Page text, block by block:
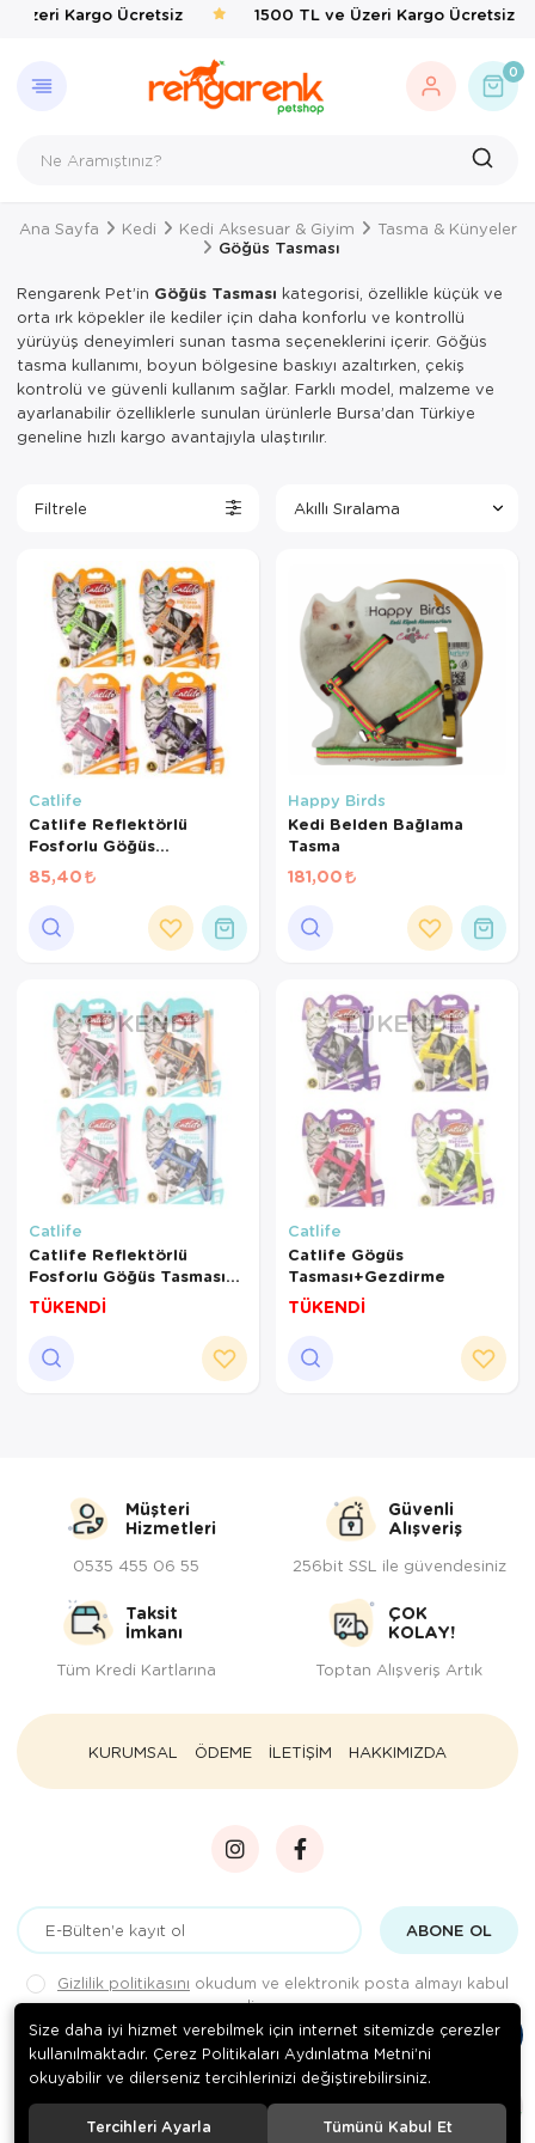
Üzeri Kargo Ücretsiz 1500 TL ve Üzeri Kargo Ücretsiz
0
GERI DÖN
Kedi
KEDI
Kedi Taşıma
Kedi Kumları
Kedi
Kedi
KÖPEK
Köpek
Köpek Hijyen
Köpek
Köpek
KUŞ
Kafes & Yuva
Yem & Kraker
Evcil Hayvan
EVCIL
Kedi Mama &
BALIK
Balık Yemleri
Kaplumbağa
Yemler & Ek
Kemirgen
Bakım &
Çevre
ÇEVRE
Haşere
Ana Sayfa Kedi Kedi Aksesuar & Giyim Tasma & Künyeler
Göğüs Tasması
Rengarenk Pet’in Göğüs Tasması kategorisi, özellikle küçük ve
orta ırk köpekler ile kediler için daha konforlu ve kontrollü
yürüyüş deneyimleri sunan tasma seçeneklerini içerir. Göğüs
tasma kullanımı, boyun bölgesine baskıyı azaltırken, çekiş
kontrolü ve güvenli kullanım sağlar. Farklı model, malzeme ve
ayarlanabilir özelliklerle sunulan ürünlerle Bursa’dan Türkiye
geneline hızlı kargo avantajıyla ulaştırılır.
Filtrele
Catlife
Catlife Reflektörlü
Fosforlu Göğüs
Tasması+Gezdirme
85,40
Happy Birds
Kedi Belden Bağlama
Tasma
181,00
TÜKENDI
Catlife
Catlife Reflektörlü
Fosforlu Göğüs Tasması
Gezdirme
TÜKENDİ
TÜKENDI
Catlife
Catlife Gögüs
Tasması+Gezdirme
TÜKENDİ
Müşteri
Hizmetleri
0535 455 06 55
Güvenli
Alışveriş
256bit SSL ile güvendesiniz
Taksit
İmkanı
Tüm Kredi Kartlarına
ÇOK
KOLAY!
Toptan Alışveriş Artık
KURUMSAL ÖDEME İLETİŞİM HAKKIMIZDA
ABONE OL
Gizlilik politikasını okudum ve elektronik posta almayı kabul
ediyorum.
. Tüm hakları saklıdır.
Size daha iyi hizmet verebilmek için internet sitemizde çerezler
kullanılmaktadır. Çerez Politikaları Aydınlatma Metni’ni
okuyabilir ve dilerseniz tercihlerinizi değiştirebilirsiniz.
Tercihleri Ayarla Tümünü Kabul Et